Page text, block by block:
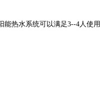
能热水系统可以满足3--4人使用